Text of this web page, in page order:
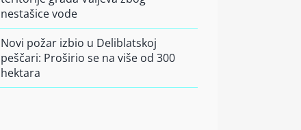
nestašice vode
Novi požar izbio u Deliblatskoj
peščari: Proširio se na više od 300
hektara